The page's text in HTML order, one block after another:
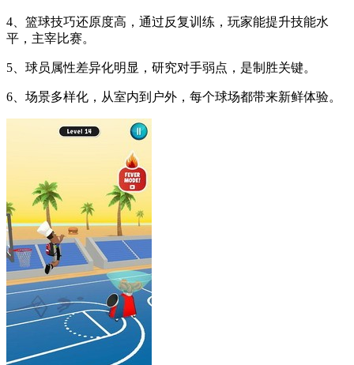
4、篮球技巧还原度高，通过反复训练，玩家能提升技能水
平，主宰比赛。
5、球员属性差异化明显，研究对手弱点，是制胜关键。
6、场景多样化，从室内到户外，每个球场都带来新鲜体验。